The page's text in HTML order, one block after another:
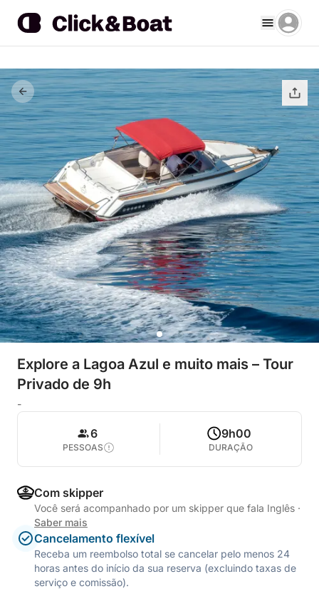
Explore a Lagoa Azul e muito mais – Tour
Privado de 9h
-
6
PESSOAS
9h00
DURAÇÃO
Com skipper
Você será acompanhado por um skipper que fala Inglês ·
Saber mais
Cancelamento flexível
Receba um reembolso total se cancelar pelo menos 24
horas antes do início da sua reserva (excluindo taxas de
serviço e comissão).